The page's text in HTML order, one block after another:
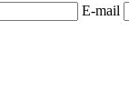
E-mail